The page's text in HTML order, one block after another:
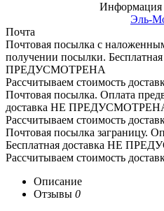
Информация
Эль-
Почта
Почтовая посылка с
получении посылки.
ПРЕДУСМОТРЕНА
Рассчитываем стоимость
Почтовая посылка. Оплата
доставка НЕ
Рассчитываем стоимость
Почтовая посылка заграницу.
Бесплатная доставка НЕ
Рассчитываем стоимость
Описание
Отзывы 0